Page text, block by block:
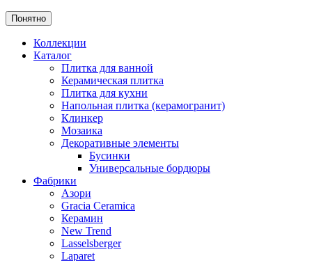
Понятно
Коллекции
Каталог
Плитка для ванной
Керамическая плитка
Плитка для кухни
Напольная плитка (керамогранит)
Клинкер
Мозаика
Декоративные элементы
Бусинки
Универсальные бордюры
Фабрики
Азори
Gracia Ceramica
Керамин
New Trend
Lasselsberger
Laparet